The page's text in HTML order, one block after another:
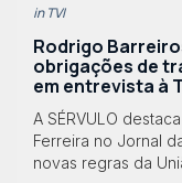
in TVI
Rodrigo
obrigações de
em entrevista à
A SÉRVULO
Ferreira no Jornal
novas regras da